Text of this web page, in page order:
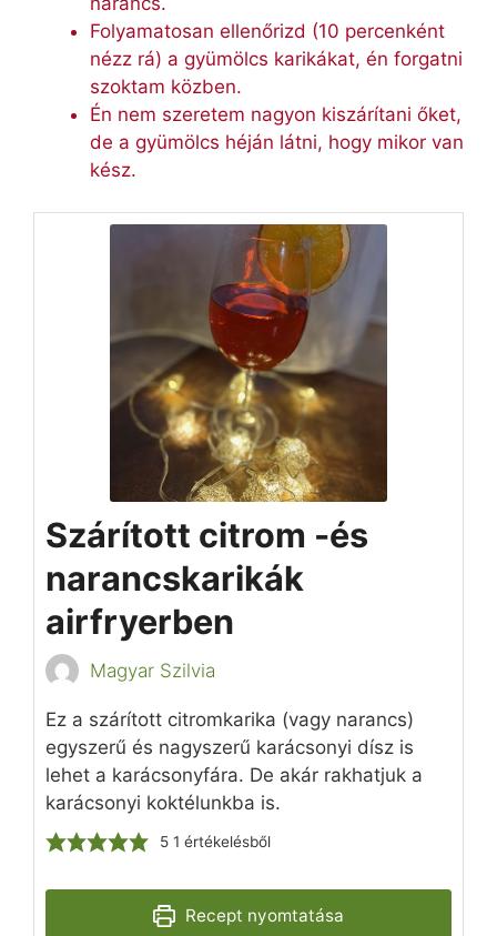
Folyamatosan ellenőrizd (10 percenként
nézz rá) a gyümölcs karikákat, én forgatni
szoktam közben.
Én nem szeretem nagyon kiszárítani őket,
de a gyümölcs héján látni, hogy mikor van
kész.
Szárított citrom -és
narancskarikák
airfryerben
Magyar Szilvia
Ez a szárított citromkarika (vagy narancs)
egyszerű és nagyszerű karácsonyi dísz is
lehet a karácsonyfára. De akár rakhatjuk a
karácsonyi koktélunkba is.
5 1 értékelésből
Recept nyomtatása